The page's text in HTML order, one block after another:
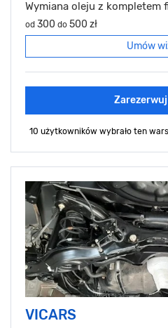
Wymiana oleju z kompletem
od 300 do 500 zł
Umów
10 użytkowników wybrało ten
VICARS